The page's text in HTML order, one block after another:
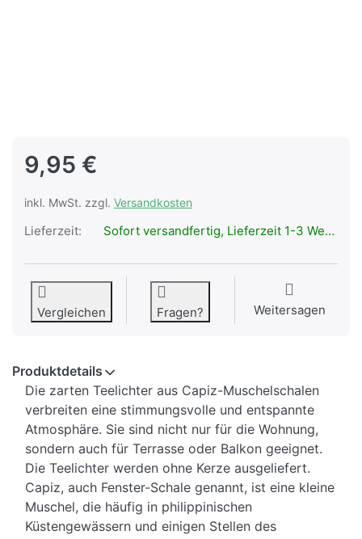
9,95 €
inkl. MwSt. zzgl. Versandkosten
Lieferzeit: Sofort versandfertig, Lieferzeit 1-3 Werktage.
Vergleichen Fragen? Weitersagen
Produktdetails
Die zarten Teelichter aus Capiz-Muschelschalen
verbreiten eine stimmungsvolle und entspannte
Atmosphäre. Sie sind nicht nur für die Wohnung,
sondern auch für Terrasse oder Balkon geeignet.
Die Teelichter werden ohne Kerze ausgeliefert.
Capiz, auch Fenster-Schale genannt, ist eine kleine
Muschel, die häufig in philippinischen
Küstengewässern und einigen Stellen des